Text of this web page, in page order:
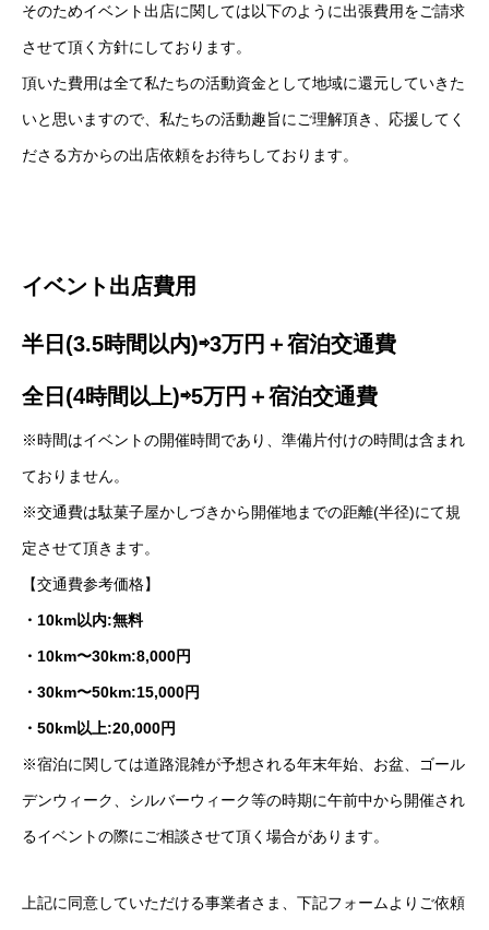
そのためイベント出店に関しては以下のように出張費用をご請求
させて頂く方針にしております。
頂いた費用は全て私たちの活動資金として地域に還元していきた
いと思いますので、私たちの活動趣旨にご理解頂き、応援してく
ださる方からの出店依頼をお待ちしております。
イベント出店費用
半日(3.5時間以内)⇨3万円＋宿泊交通費
全日(4時間以上)⇨5万円＋宿泊交通費
※時間はイベントの開催時間であり、準備片付けの時間は含まれ
ておりません。
※交通費は駄菓子屋かしづきから開催地までの距離(半径)にて規
定させて頂きます。
【交通費参考価格】
・10km以内:無料
・10km〜30km:8,000円
・30km〜50km:15,000円
・50km以上:20,000円
※宿泊に関しては道路混雑が予想される年末年始、お盆、ゴール
デンウィーク、シルバーウィーク等の時期に午前中から開催され
るイベントの際にご相談させて頂く場合があります。
上記に同意していただける事業者さま、下記フォームよりご依頼